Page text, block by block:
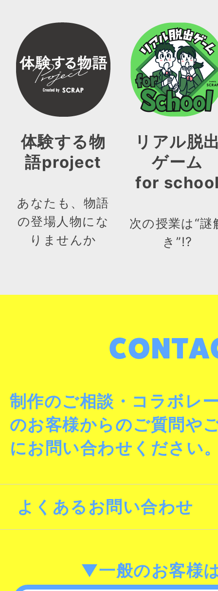
体験する物
語project
あなたも、物語
の登場人物にな
りませんか
リアル脱
ゲーム
for
次の授業は“謎
き”!?
制作のご相談・コラボレ
のお客様からのご質問や
にお問い合わせください
よくあるお問い合わせ
▼一般のお客様